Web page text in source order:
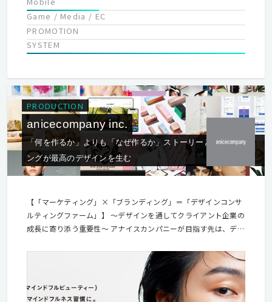
Game / Media / EC
PROMOTION
SYSTEM
PRODUCTION
anicecompany inc.
「何を作るか」よりも「なぜ作るか」ストーリーとブランディ
ングが最高のデザインを生む
【「マーケティング」×「ブランディング」＝「デザインコンサ
ルティングファーム」】 ～デザインを通してクライアント企業の
成長に寄り添う重要性～ アナイスカンパニーが目指す先は、デザ
ザイン制作において「何を作るか」はもちろん重要ですが、弊社
では「なぜ作るか」といった、ユーザーが目に触れないクライア
ントのストーリーやメッセージにより重きをおいています。 ただ
カッコいい、オシャレなサイトはセンスがある人なら誰でも作れ